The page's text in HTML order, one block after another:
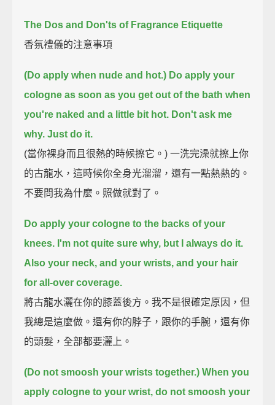
The Dos and Don'ts of Fragrance Etiquette
香氛禮儀的注意事項
(Do apply when nude and hot.) Do apply your
cologne as soon as you get out of the bath when
you're naked and a little bit hot. Don't ask me
why. Just do it.
(當你裸身而且很熱的時候擦它。) 一洗完澡就擦上你
的古龍水，這時候你全身光溜溜，還有一點熱熱的。
不要問我為什麼。照做就對了。
Do apply your cologne to the backs of your
knees. I'm not quite sure why, but I always do it.
Also your neck, and your wrists, and your hair
for all-over coverage.
將古龍水灑在你的膝蓋後方。我不是很確定原因，但
我總是這麼做。還有你的脖子，跟你的手腕，還有你
的頭髮，全部都要灑上。
(Do not smoosh your wrists together.) When you
apply cologne to your wrist, do not smoosh your